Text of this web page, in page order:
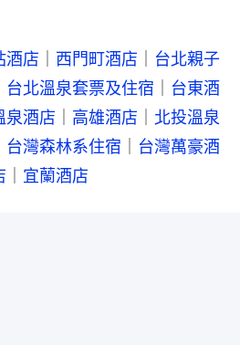
酒店 西門町酒店
台北親子
台北溫泉套票及住宿
台東酒
泉酒店 高雄酒店
北投溫泉
台灣森林系住宿
台灣萬豪酒
宜蘭酒店